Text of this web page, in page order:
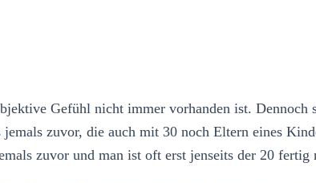
Gefühl nicht immer vorhanden ist. Dennoch
zuvor, die auch mit 30 noch Eltern eines
zuvor und man ist oft erst jenseits der 20